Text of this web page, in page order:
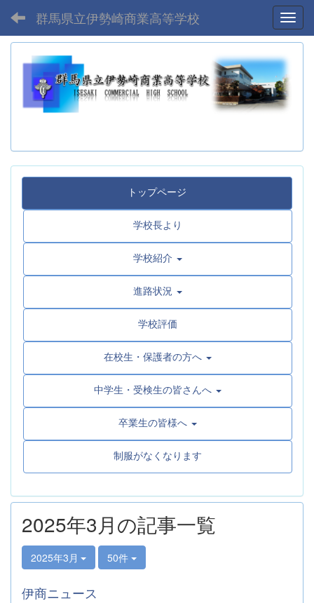
群馬県立伊勢崎商業高等学校
トップページ
学校長より
学校紹介
進路状況
学校評価
在校生・保護者の方へ
中学生・受検生の皆さんへ
卒業生の皆様へ
制服がなくなります
2025年3月の記事一覧
2025年3月 50件
伊商ニュース